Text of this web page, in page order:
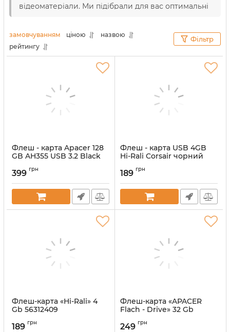
відеоматеріали. Ми підібрали для вас оптимальні
жодних проблем послуговуватися накопичувачем
в різних сферах життя. Зверніть увагу на деякі
особливості цього пристосування зберігання
замовчуванням ціною
назвою
рейтингу
Фільтр
Флеш - карта Apacer 128
GB AH355 USB 3.2 Black
399 грн
Флеш - карта USB 4GB
Hi-Rali Corsair чорний
189 грн
Флеш-карта «Hi-Rali» 4
Gb 56312409
189 грн
Флеш-карта «APACER
Flach - Drive» 32 Gb
Артикул:
249 грн